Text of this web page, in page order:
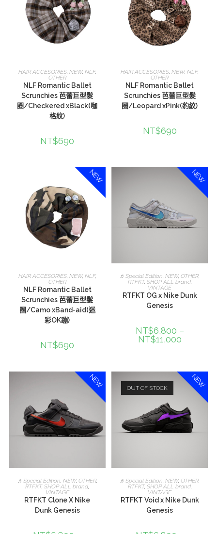
選擇規格
HAIR ACCESORIES, NEW, NLF,
OTHER
NLF Romantic Ballet
Scrunchies 芭蕾巨型髮
圈/Checkered xBlack(咖
格紋)
NT$690
選擇規格
HAIR ACCESORIES,NEW,NLF,
OTHER
NLF Romantic Ballet
Scrunchies 芭蕾巨型髮
圈/Leopard xPink(豹紋)
NT$690
NEW
選擇規格
HAIR ACCESORIES, NEW, NLF,
OTHER
NLF Romantic Ballet
Scrunchies 芭蕾巨型髮
圈/Camo xBand-aid(迷
彩OK蹦)
NT$690
NEW
選擇規格
♬Special Edition,NEW,OTHER,
RTFKT, SHOP ALL brand,
VINTAGE
RTFKT OG x Nike Dunk
Genesis
NT$6,800 –
NT$11,000
NEW
選擇規格
♬Special Edition, NEW, OTHER,
RTFKT,SHOP ALL brand,
VINTAGE
RTFKT Clone X Nike
Dunk Genesis
NEW
OUT OF STOCK
選擇規格
♬Special Edition,NEW,OTHER,
RTFKT, SHOP ALL brand,
VINTAGE
RTFKT Void x Nike Dunk
Genesis